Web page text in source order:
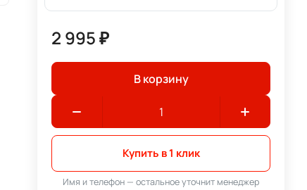
2 995 ₽
В корзину
Купить в 1 клик
Имя и телефон — остальное уточнит менеджер